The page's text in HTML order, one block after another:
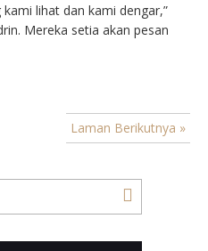
lihat dan kami dengar,”
Mereka setia akan pesan
kita dan…
Laman Berikutnya »